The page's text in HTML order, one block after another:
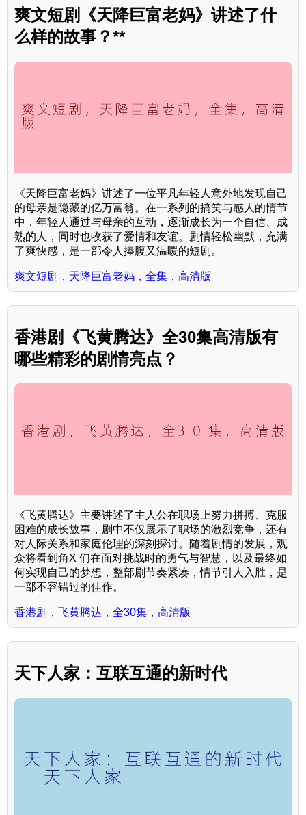
爽文短剧《天降巨富老妈》讲述了什
么样的故事？**
《天降巨富老妈》讲述了一位平凡年轻人意外地发现自己
的母亲是隐藏的亿万富翁。在一系列的搞笑与感人的情节
中，年轻人通过与母亲的互动，逐渐成长为一个自信、成
熟的人，同时也收获了爱情和友谊。剧情轻松幽默，充满
了爽快感，是一部令人捧腹又温暖的短剧。
爽文短剧，天降巨富老妈，全集，高清版
香港剧《飞黄腾达》全30集高清版有
哪些精彩的剧情亮点？
《飞黄腾达》主要讲述了主人公在职场上努力拼搏、克服
困难的成长故事，剧中不仅展示了职场的激烈竞争，还有
对人际关系和家庭伦理的深刻探讨。随着剧情的发展，观
众将看到角X 们在面对挑战时的勇气与智慧，以及最终如
何实现自己的梦想，整部剧节奏紧凑，情节引人入胜，是
一部不容错过的佳作。
香港剧，飞黄腾达，全30集，高清版
天下人家：互联互通的新时代